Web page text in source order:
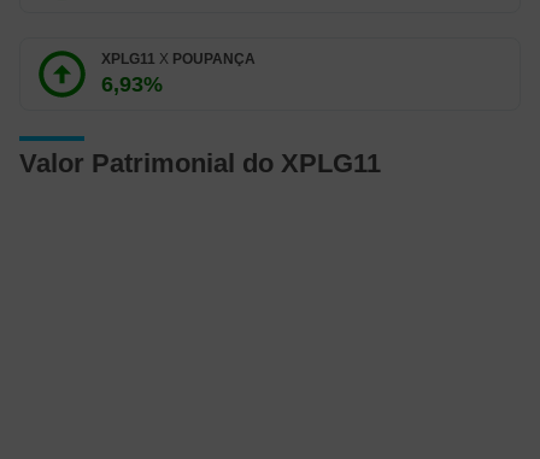
XPLG11 X POUPANÇA
6,93%
Valor Patrimonial do XPLG11